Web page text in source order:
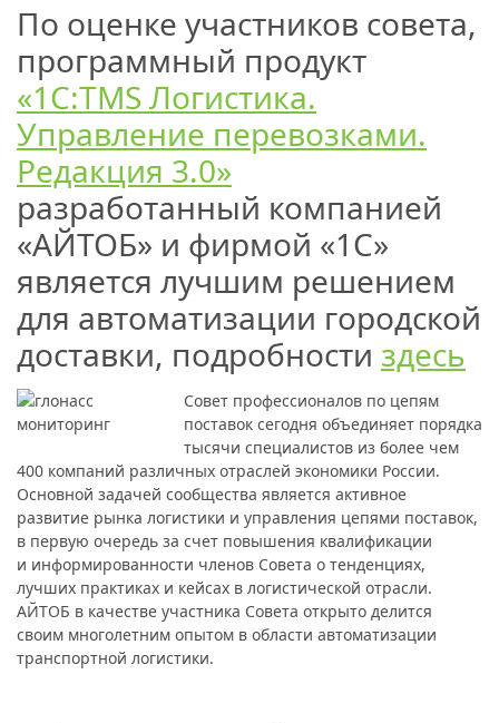
По оценке участников совета,
программный продукт
«1С:TMS Логистика.
Управление перевозками.
Редакция 3.0»
разработанный компанией
«АЙТОБ» и фирмой «1С»
является лучшим решением
для автоматизации городской
доставки, подробности здесь
Совет профессионалов по цепям
поставок сегодня объединяет порядка
тысячи специалистов из более чем
400 компаний различных отраслей экономики России.
Основной задачей сообщества является активное
развитие рынка логистики и управления цепями поставок,
в первую очередь за счет повышения квалификации
и информированности членов Совета о тенденциях,
лучших практиках и кейсах в логистической отрасли.
АЙТОБ в качестве участника Совета открыто делится
своим многолетним опытом в области автоматизации
транспортной логистики.